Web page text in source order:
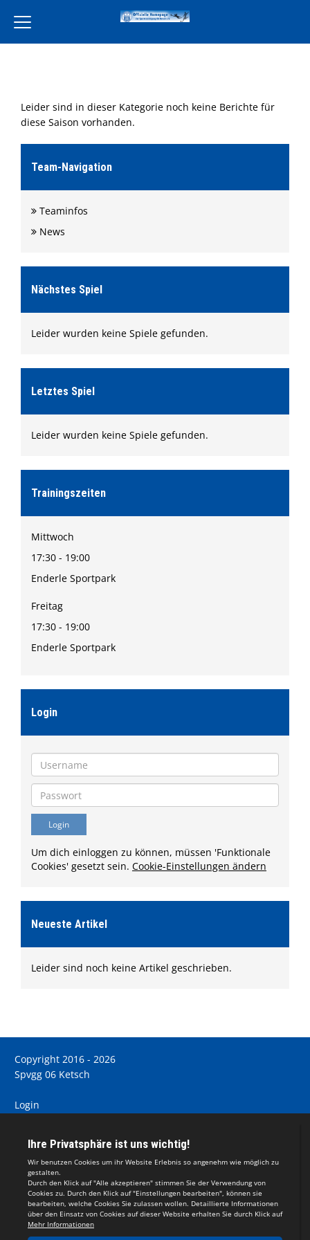
Leckereien Liebe
Jugend
Training
Terminkalender
Formulare
Shop
Kontaktformular
Leider sind in dieser Kategorie noch keine Berichte für
diese Saison vorhanden.
Team-Navigation
Teaminfos
News
Nächstes Spiel
Leider wurden keine Spiele gefunden.
Letztes Spiel
Leider wurden keine Spiele gefunden.
Trainingszeiten
Mittwoch
17:30 - 19:00
Enderle Sportpark
Freitag
17:30 - 19:00
Enderle Sportpark
Login
Um dich einloggen zu können, müssen 'Funktionale
Cookies' gesetzt sein. Cookie-Einstellungen ändern
Neueste Artikel
Leider sind noch keine Artikel geschrieben.
Copyright 2016 - 2026
Spvgg 06 Ketsch
Login
Impressum
Teamsports 2
Dein Sportverein online